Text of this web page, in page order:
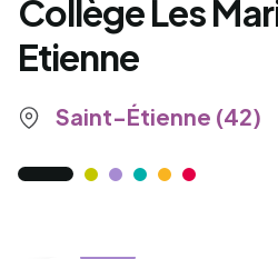
Collège Les
Etienne
Saint-Étienne (42)